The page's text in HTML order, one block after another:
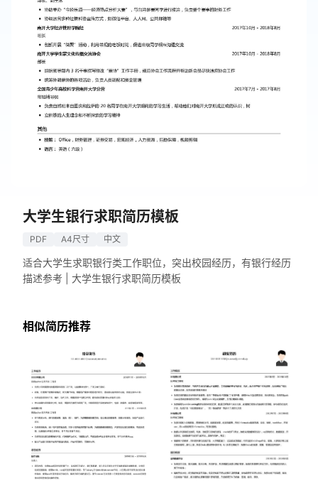
大学生银行求职简历模板
PDF A4尺寸 中文
适合大学生求职银行类工作职位，突出校园经历，有银行经历
描述参考 | 大学生银行求职简历模板
相似简历推荐